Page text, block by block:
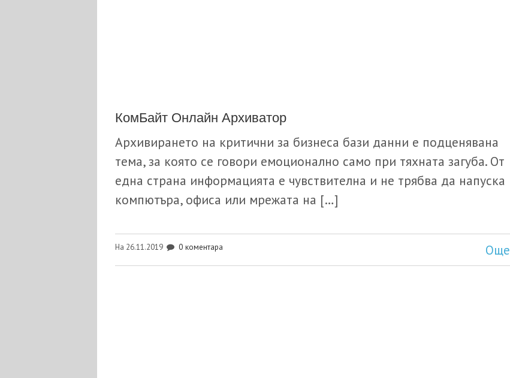
КомБайт Онлайн Архиватор
Архивирането на критични за бизнеса бази данни е подценявана
тема, за която се говори емоционално само при тяхната загуба. От
една страна информацията е чувствителна и не трябва да напуска
компютъра, офиса или мрежата на […]
На 26.11.2019 0 коментара Още